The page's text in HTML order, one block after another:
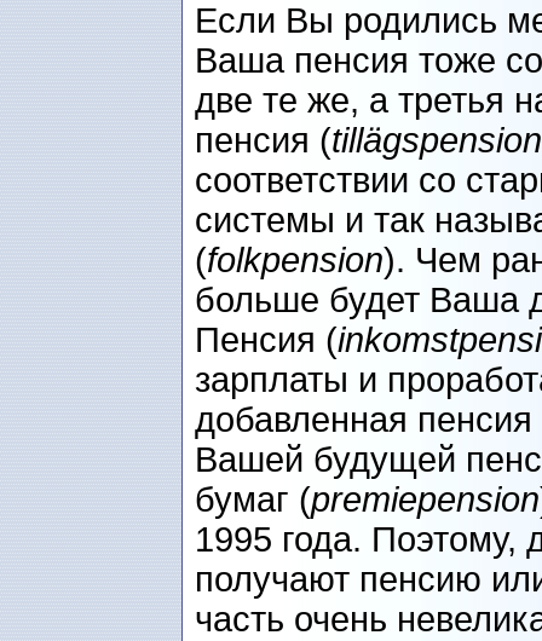
Если Вы родились
Ваша пенсия тоже
две те же, а третья
пенсия (tillägspension
соответствии со
системы и так
(folkpension). Чем
больше будет Ваша
Пенсия (
зарплаты и
добавленная
Вашей будущей
бумаг (premiepension
1995 года. Поэтому,
получают пенсию
часть очень